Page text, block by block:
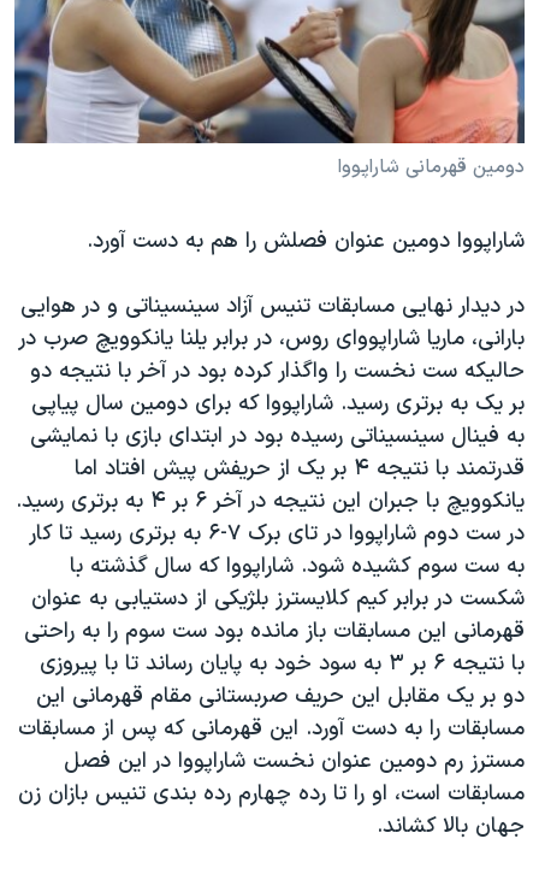
فرهنگ و زندگی
حقوق شهروندی
گالری عکس
مستندها
انتخابات ریاست جمهوری آمریکا ۲۰۲۴
حمله جمهوری اسلامی به اسرائیل
اعتراضات زن، زندگی، آزادی
تریبونال مردمی آبان ۹۸
دادگاه حمید نوری
چهل سال گروگان‌گیری
قانون شفافیت دارائی کادر رهبری ایران
اعتراضات مردمی آبان ۹۸
اسرائیل در جنگ
نرگس محمدی برنده جایزه نوبل صلح
همایش محافظه‌کاران آمریکا «سی‌پک»
صفحه‌های ویژه
سفر پرزیدنت ترامپ به چین
دنبال کنید
زبانهای مختلف
دومین قهرمانی شاراپووا
شاراپووا دومین عنوان فصلش را هم به دست آورد.
در دیدار نهایی مسابقات تنیس آزاد سینسیناتی و در هوایی
بارانی، ماریا شاراپووای روس، در برابر یلنا یانکوویچ صرب در
حالیکه ست نخست را واگذار کرده بود در آخر با نتیجه دو
بر یک به برتری رسید. شاراپووا که برای دومین سال پیاپی
به فینال سینسیناتی رسیده بود در ابتدای بازی با نمایشی
قدرتمند با نتیجه ۴ بر یک از حریفش پیش افتاد اما
یانکوویچ با جبران این نتیجه در آخر ۶ بر ۴ به برتری رسید.
در ست دوم شاراپووا در تای برک ۷-۶ به برتری رسید تا کار
به ست سوم کشیده شود. شاراپووا که سال گذشته با
شکست در برابر کیم کلایسترز بلژیکی از دستیابی به عنوان
قهرمانی این مسابقات باز مانده بود ست سوم را به راحتی
با نتیجه ۶ بر ۳ به سود خود به پایان رساند تا با پیروزی
دو بر یک مقابل این حریف صربستانی مقام قهرمانی این
مسابقات را به دست آورد. این قهرمانی که پس از مسابقات
مسترز رم دومین عنوان نخست شاراپووا در این فصل
مسابقات است، او را تا رده چهارم رده بندی تنیس بازان زن
جهان بالا کشاند.